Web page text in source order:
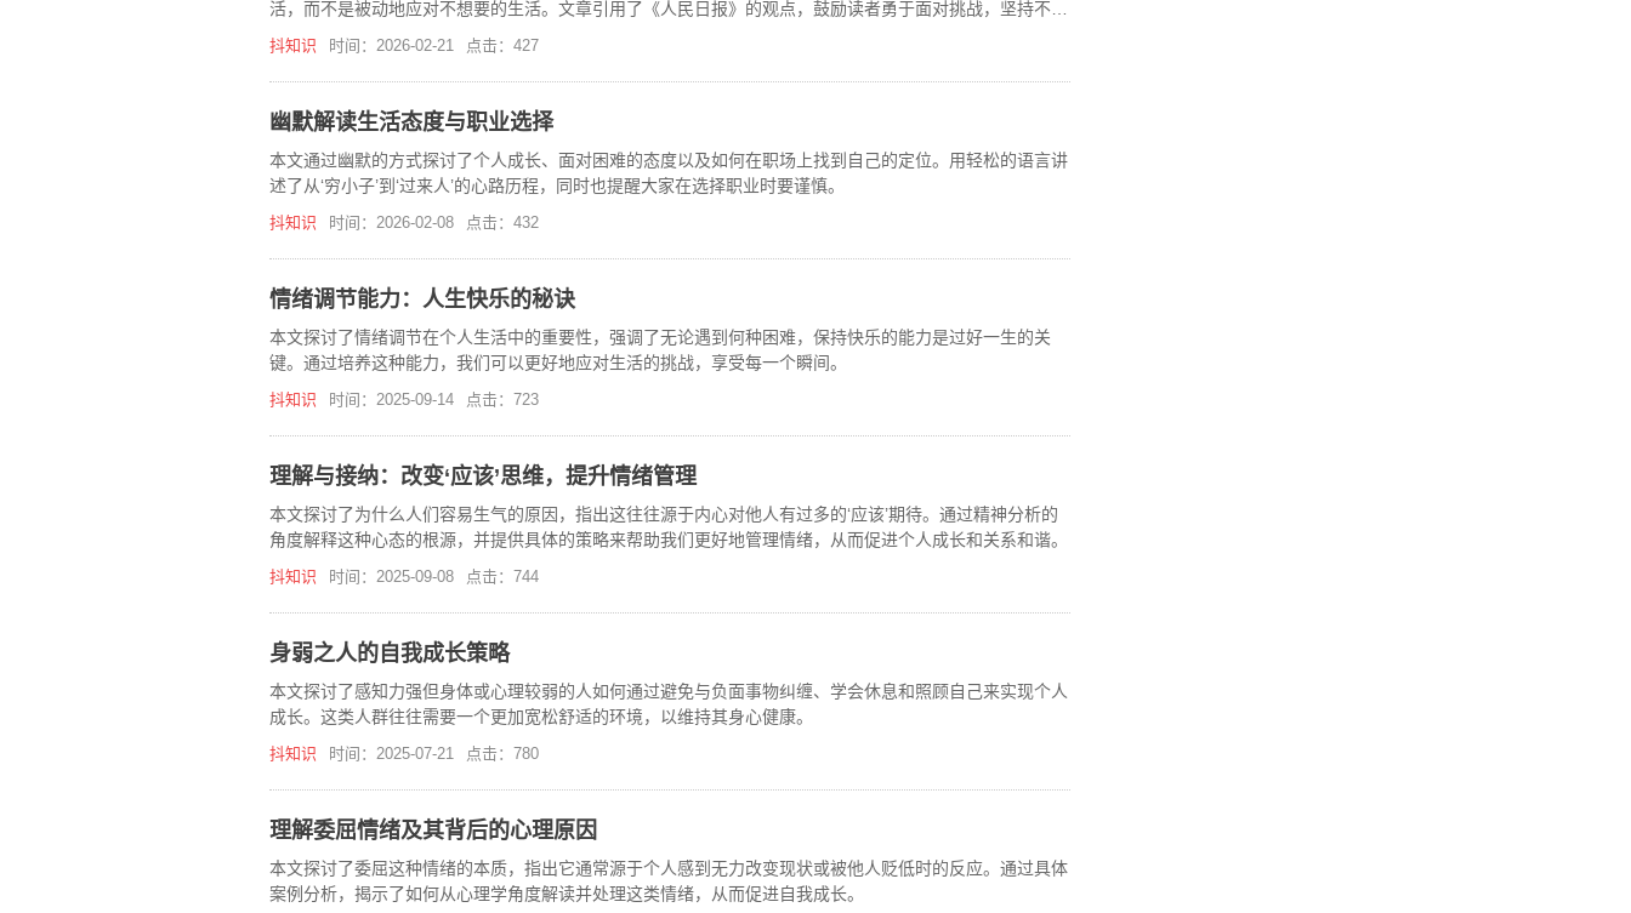
活，而不是被动地应对不想要的生活。文章引用了《人民日报》的观点，鼓励读者勇于面对挑战，坚持不懈
地努力。
抖知识 时间：2026-02-21 点击：427
幽默解读生活态度与职业选择
本文通过幽默的方式探讨了个人成长、面对困难的态度以及如何在职场上找到自己的定位。用轻松的语言讲
述了从‘穷小子’到‘过来人’的心路历程，同时也提醒大家在选择职业时要谨慎。
抖知识 时间：2026-02-08 点击：432
情绪调节能力：人生快乐的秘诀
本文探讨了情绪调节在个人生活中的重要性，强调了无论遇到何种困难，保持快乐的能力是过好一生的关
键。通过培养这种能力，我们可以更好地应对生活的挑战，享受每一个瞬间。
抖知识 时间：2025-09-14 点击：723
理解与接纳：改变‘应该’思维，提升情绪管理
本文探讨了为什么人们容易生气的原因，指出这往往源于内心对他人有过多的‘应该’期待。通过精神分析的
角度解释这种心态的根源，并提供具体的策略来帮助我们更好地管理情绪，从而促进个人成长和关系和谐。
抖知识 时间：2025-09-08 点击：744
身弱之人的自我成长策略
本文探讨了感知力强但身体或心理较弱的人如何通过避免与负面事物纠缠、学会休息和照顾自己来实现个人
成长。这类人群往往需要一个更加宽松舒适的环境，以维持其身心健康。
抖知识 时间：2025-07-21 点击：780
理解委屈情绪及其背后的心理原因
本文探讨了委屈这种情绪的本质，指出它通常源于个人感到无力改变现状或被他人贬低时的反应。通过具体
案例分析，揭示了如何从心理学角度解读并处理这类情绪，从而促进自我成长。